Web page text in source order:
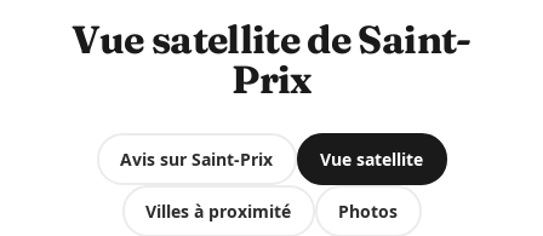
Vue satellite de Saint-
Prix
Avis sur Saint-Prix Vue satellite
Villes à proximité Photos